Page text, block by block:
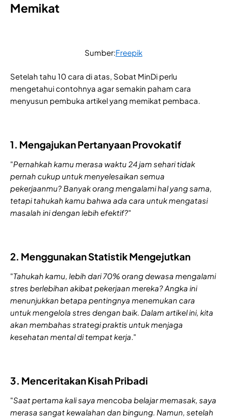
Memikat
Sumber:Freepik
Setelah tahu 10 cara di atas, Sobat MinDi perlu
mengetahui contohnya agar semakin paham cara
menyusun pembuka artikel yang memikat pembaca.
1. Mengajukan Pertanyaan Provokatif
"Pernahkah kamu merasa waktu 24 jam sehari tidak
pernah cukup untuk menyelesaikan semua
pekerjaanmu? Banyak orang mengalami hal yang sama,
tetapi tahukah kamu bahwa ada cara untuk mengatasi
masalah ini dengan lebih efektif?"
2. Menggunakan Statistik Mengejutkan
"Tahukah kamu, lebih dari 70% orang dewasa mengalami
stres berlebihan akibat pekerjaan mereka? Angka ini
menunjukkan betapa pentingnya menemukan cara
untuk mengelola stres dengan baik. Dalam artikel ini, kita
akan membahas strategi praktis untuk menjaga
kesehatan mental di tempat kerja."
3. Menceritakan Kisah Pribadi
"Saat pertama kali saya mencoba belajar memasak, saya
merasa sangat kewalahan dan bingung. Namun, setelah